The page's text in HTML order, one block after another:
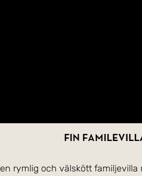
Fin
Välkommen till Bellisgången 10- en rymlig och